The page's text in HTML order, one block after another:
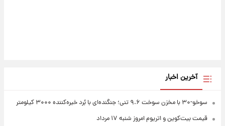
آخرین اخبار
سوخو-۳۰ با مخزن سوخت ۹.۶ تنی؛ جنگنده‌ای با بُرد خیره‌کننده ۳۰۰۰ کیلومتر
قیمت بیت‌کوین و اتریوم امروز شنبه ۱۷ مرداد